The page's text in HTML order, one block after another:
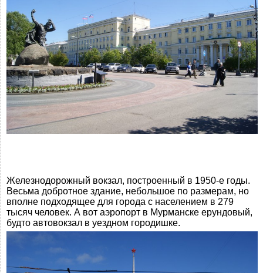
Железнодорожный вокзал, построенный в 1950-е годы.
Весьма добротное здание, небольшое по размерам, но
вполне подходящее для города с населением в 279
тысяч человек. А вот аэропорт в Мурманске ерундовый,
будто автовокзал в уездном городишке.